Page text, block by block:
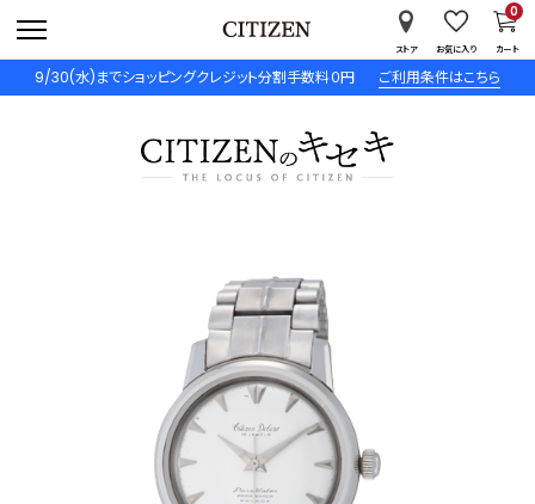
9/30(水)までショッピングクレジット分割手数料０円 ご利用条件はこちら
ストア お気に入り カート
0